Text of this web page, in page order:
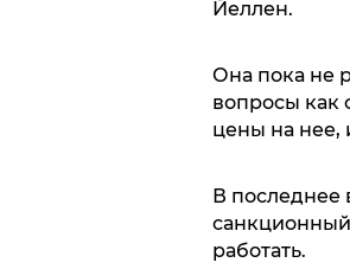
Йеллен.
Она пока не
вопросы как
цены на нее,
В последнее
работать.